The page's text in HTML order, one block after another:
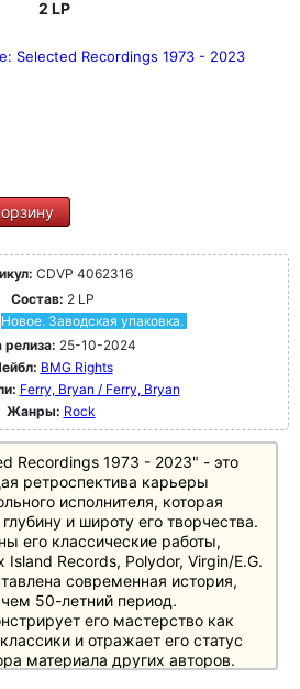
2 LP
Selected Recordings 1973 - 2023
CDVP 4062316
Состав: 2 LP
Новое. Заводская упаковка.
релиза: 25-10-2024
BMG Rights
Ferry, Bryan / Ferry, Bryan
Жанры: Rock
Recordings 1973 - 2023" - это
ретроспектива карьеры
исполнителя, которая
и широту его творчества.
его классические работы,
Records, Polydor, Virgin/E.G.
современная история,
50-летний период.
его мастерство как
и отражает его статус
материала других авторов.